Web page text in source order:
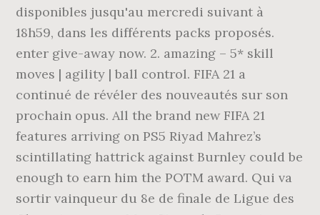
disponibles jusqu'au mercredi suivant à
18h59, dans les différents packs proposés.
enter give-away now. 2. amazing – 5* skill
moves | agility | ball control. FIFA 21 a
continué de révéler des nouveautés sur son
prochain opus. All the brand new FIFA 21
features arriving on PS5 Riyad Mahrez’s
scintillating hattrick against Burnley could be
enough to earn him the POTM award. Qui va
sortir vainqueur du 8e de finale de Ligue des